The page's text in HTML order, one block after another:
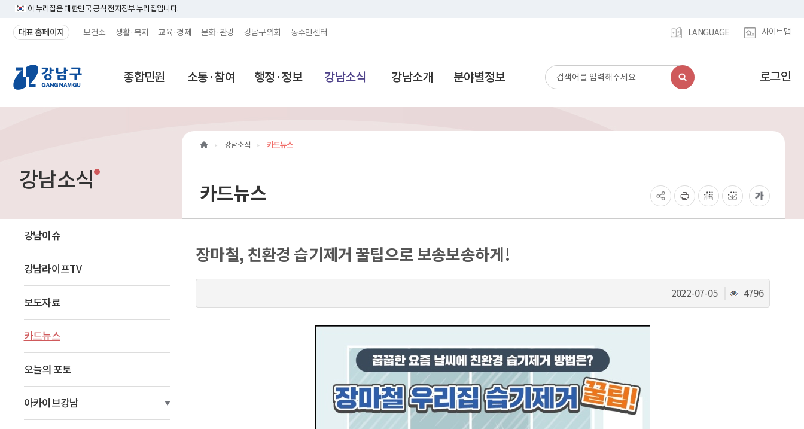
이 누리집은 대한민국 공식 전자정부 누리집입니다.
대표 홈페이지 보건소 생활·복지 교육·경제 문화·관광 강남구의회 동주민센터 LANGUAGE 사이트맵
강
남
페
이
지
메
인
이
동
종합민원 소통·참여 행정·정보 강남소식 강남소개 분야별정보
검
색
동
로그인
강남소식
강남이슈
강남라이프TV
보도자료
카드뉴스
오늘의 포토
아카이브강남
강남소식 카드뉴스
카드뉴스
장마철, 친환경 습기제거 꿀팁으로 보송보송하게!
2022-07-05
조
회
4796